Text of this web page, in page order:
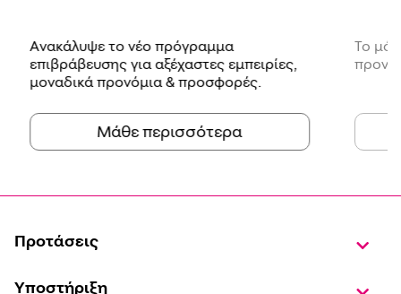
Ανακάλυψε το νέο πρόγραμμα
επιβράβευσης για αξέχαστες εμπειρίες,
μοναδικά προνόμια & προσφορές.
Μάθε περισσότερα
Το
Προτάσεις
Υποστήριξη